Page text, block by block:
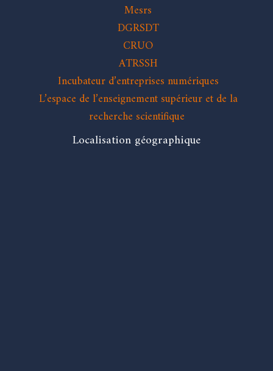
Mesrs
DGRSDT
CRUO
ATRSSH
Incubateur d’entreprises numériques
L’espace de l’enseignement supérieur et de la
recherche scientifique
Localisation géographique